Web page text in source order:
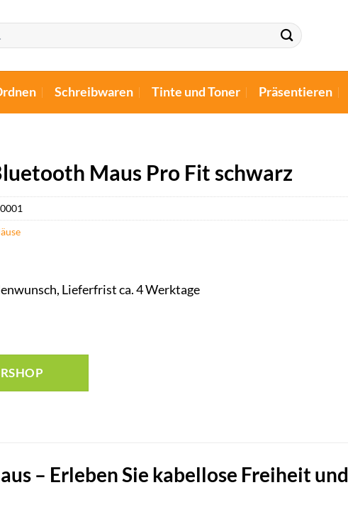
Schreibwaren Tinte und Toner Präsentieren
Maus Pro Fit schwarz
Lieferfrist ca. 4 Werktage
– Erleben Sie kabellose Freiheit und